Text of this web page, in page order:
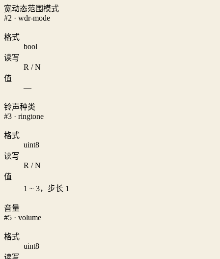
宽动态范围模式
#2 · wdr-mode
格式
bool
读写
R / N
值
—
铃声种类
#3 · ringtone
格式
uint8
读写
R / N
值
1 ~ 3，步长 1
音量
#5 · volume
格式
uint8
读写